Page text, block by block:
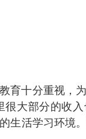
育十分重视，
大部分的收
生活学习环境